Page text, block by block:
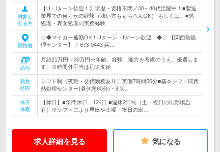
対象と
なる方
【U・Iターン歓迎！】学歴・資格不問／30～40代活躍中！■製造
業界での何らかの経験（浅い方ももちろんOK） もしくは、■熱
処理・表面処理の実務経験
勤務地
◇◆マイカー通勤OK！Uターン・Iターン歓迎！◆◇ 【関西熱処
理センター】 〒673-0443 兵…
給与
月給21万円～30万円※年齢、経験、能力を考慮のうえ、優遇しま
す。※時間外手当は別途支給
勤務
時間
シフト制（夜勤・交代勤務あり）実働7時間50分■基本シフト関西
熱処理センター(昼休憩60分)・8:3…
休日
休暇
【休日】■年間休日：124日 ■週休2日制（土・祝日の出勤場合
有）※シフトにより早出や土曜・祝日の出…
求人詳細を見る 気になる